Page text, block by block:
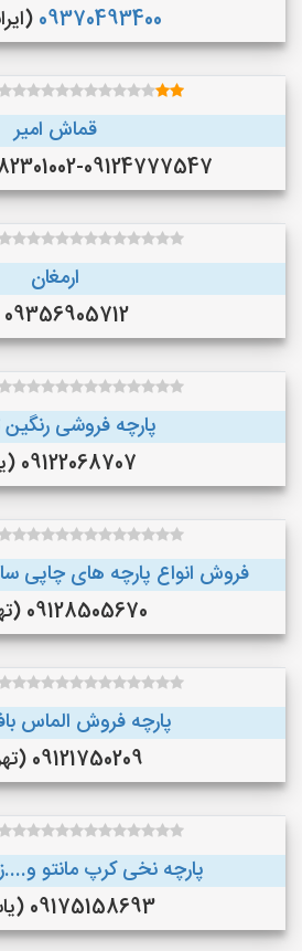
09370493400
قماش امیر
09382301002-09124777547
ارمغان
09356905712 ()
پارچه فروشی رنگین
09122068707 (یزد)
فروش انواع پارچه های چاپی
09128505670 (تهران)
پارچه فروش الماس
09121750209 (تهران)
پارچه نخی کرپ مانتو
09175158693 (یاسوج)